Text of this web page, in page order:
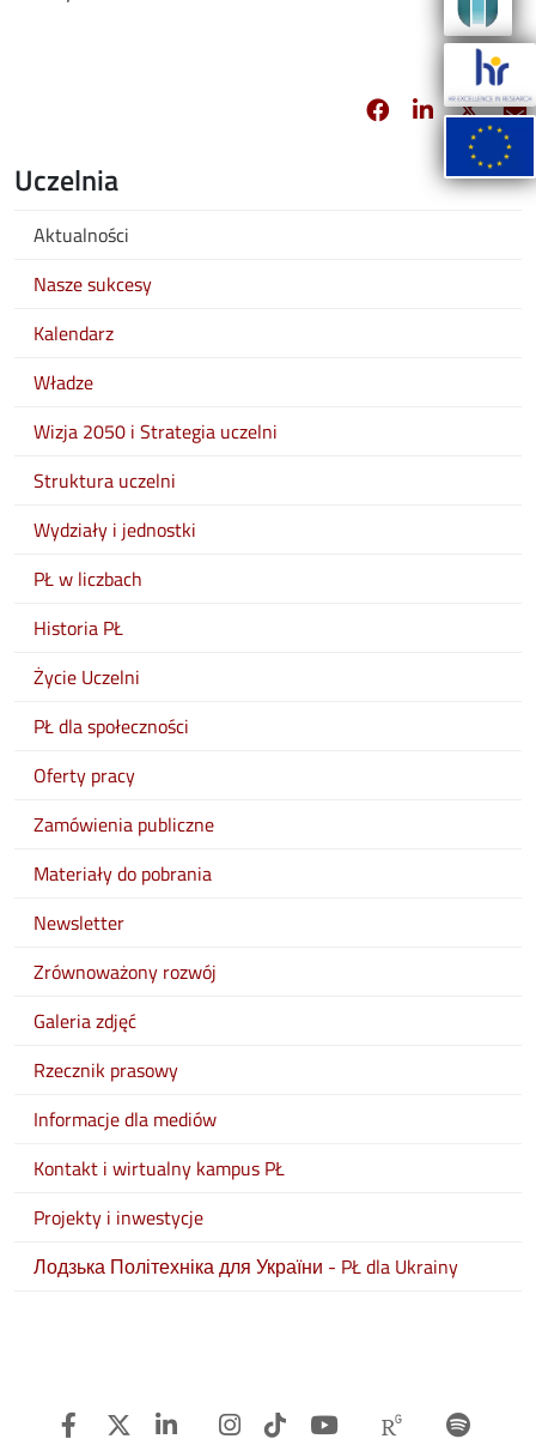
Facebook
opens in new
Linkedin
opens in
X
Uczelnia
Aktualności
Nasze sukcesy
Kalendarz
Władze
Wizja 2050 i Strategia uczelni
Struktura uczelni
Wydziały i jednostki
PŁ w liczbach
Historia PŁ
Życie Uczelni
PŁ dla społeczności
Oferty pracy
Zamówienia publiczne
Materiały do pobrania
Newsletter
Zrównoważony rozwój
Galeria zdjęć
Rzecznik prasowy
Informacje dla mediów
Kontakt i wirtualny kampus PŁ
Projekty i inwestycje
Лодзька Політехніка для України - PŁ dla Ukrainy
Facebook
Twitter LinkedinInstagram
TiTok Youtube